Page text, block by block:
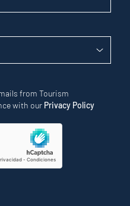
from Tourism
with our Privacy Policy